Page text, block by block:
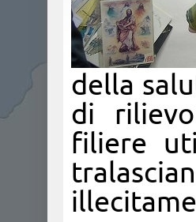
della
di
filiere